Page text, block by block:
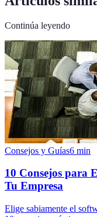
Continúa leyendo
Consejos y Guías6 min
10 Consejos para
Tu Empresa
Elige sabiamente el